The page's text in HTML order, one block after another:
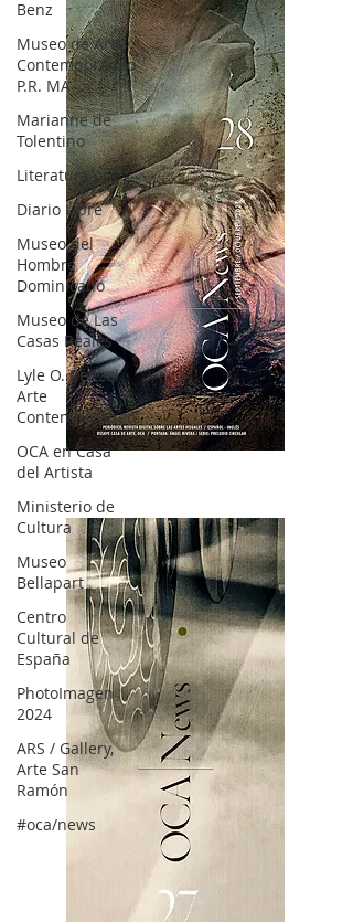
Benz
Museo de Arte
Contemporáneo
P.R. MA
Marianne de
Tolentino
Literatura
Diario Libre
Museo del
Hombre
Dominicano
Museo de Las
Casas Reales
Lyle O. Reitzel
Arte
Contemporáneo
OCA en Casa
del Artista
Ministerio de
Cultura
Museo
Bellapart
Centro
Cultural de
España
PhotoImagen
2024
ARS / Gallery,
Arte San
Ramón
#oca/news
OCA|News 28 / Julio-Agosto-Septiembre, 2023